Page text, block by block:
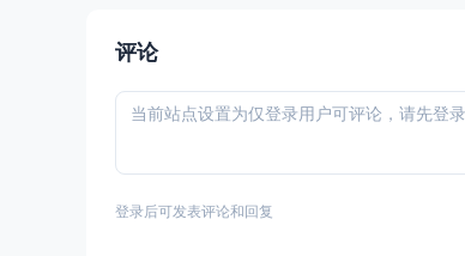
评论
登录后可发表评论和回复